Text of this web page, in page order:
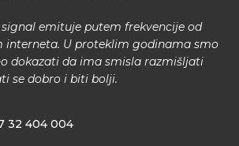
emituje putem frekvencije od
interneta. U proteklim godinama smo
dokazati da ima smisla razmišljati
se dobro i biti bolji.
32 404 004